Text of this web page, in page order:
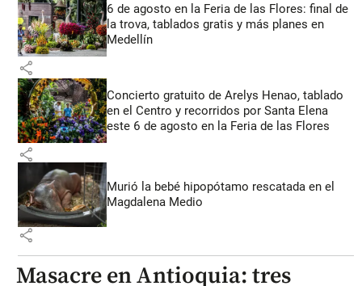
6 de agosto en la Feria de las Flores: final de
la trova, tablados gratis y más planes en
Medellín
share
Concierto gratuito de Arelys Henao, tablado
en el Centro y recorridos por Santa Elena
este 6 de agosto en la Feria de las Flores
share
Murió la bebé hipopótamo rescatada en el
Magdalena Medio
share
Masacre en Antioquia: tres